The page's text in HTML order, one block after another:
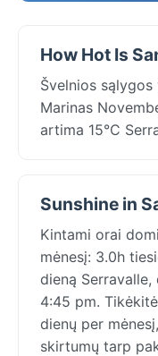
How Hot Is
Švelnios
Marinas
artima 15°C
Sunshine in
Kintami orai
mėnesį: 3.0h
dieną
4:45 pm.
dienų per
skirtumų tarp